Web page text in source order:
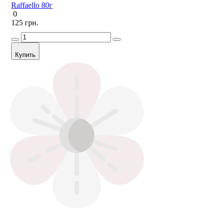
Raffaello 80г
0
125 грн.
Купить